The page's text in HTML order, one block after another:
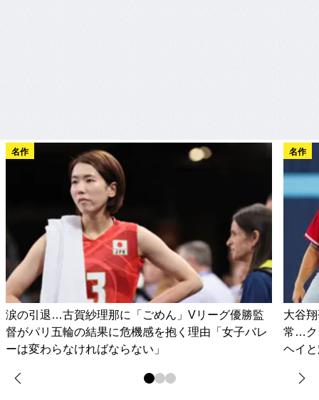
名作
涙の引退…古賀紗理那に「ごめん」Vリーグ優勝監
督がパリ五輪の結果に危機感を抱く理由「女子バレ
ーは変わらなければならない」
名作
大谷
常…ク
ヘイ